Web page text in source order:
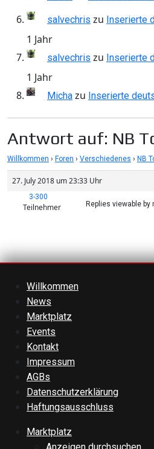
salvechris zu Inserierte
1 Jahr
salvechris zu Inserierte
1 Jahr
Micha zu Inserierte
Antwort auf: NB
Willkommen › Foren › Verschiedenes › NB
27. July 2018 um 23:33 Uhr
3-300
Teilnehmer Replies viewable
Willkommen
News
Marktplatz
Events
Kontakt
Impressum
AGBs
Datenschutzerklärung
Haftungsausschluss
Marktplatz